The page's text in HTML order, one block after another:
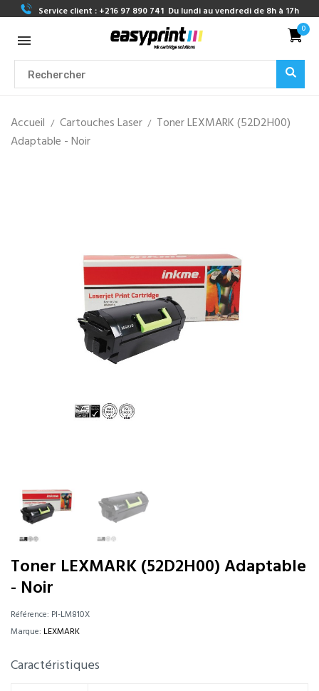
Service client : +216 97 890 741 Du lundi au vendredi de 8h à 17h
0
Accueil Cartouches Laser
Toner LEXMARK (52D2H00)
Adaptable - Noir
Toner LEXMARK (52D2H00) Adaptable
- Noir
Référence: PI-LM810X
Marque: LEXMARK
Caractéristiques